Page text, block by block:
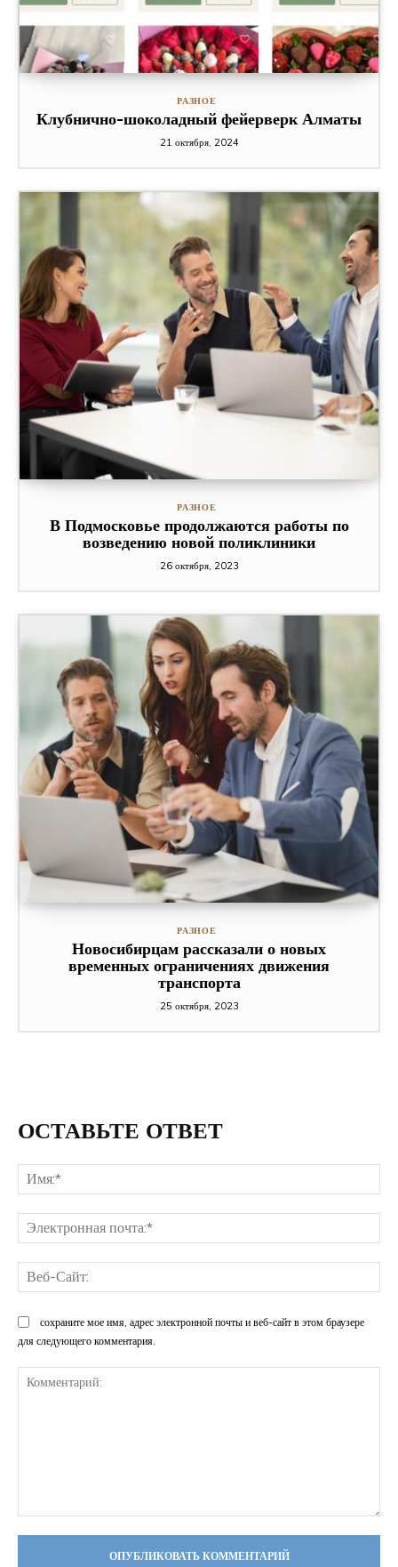
РАЗНОЕ
Клубнично-шоколадный фейерверк Алматы
21 октября, 2024
РАЗНОЕ
В Подмосковье продолжаются работы по
возведению новой поликлиники
26 октября, 2023
РАЗНОЕ
Новосибирцам рассказали о новых
временных ограничениях движения
транспорта
25 октября, 2023
ОСТАВЬТЕ ОТВЕТ
сохраните мое имя, адрес электронной почты и веб-сайт в этом браузере
для следующего комментария.